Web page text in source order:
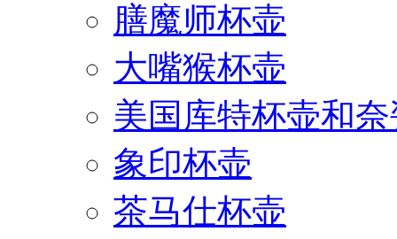
膳魔师杯壶
大嘴猴杯壶
美国库特杯壶和
象印杯壶
茶马仕杯壶